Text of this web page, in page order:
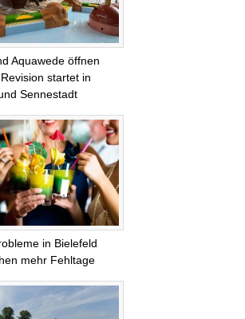
Aquawede öffnen
startet in
Sennestadt
in Bielefeld
mehr Fehltage